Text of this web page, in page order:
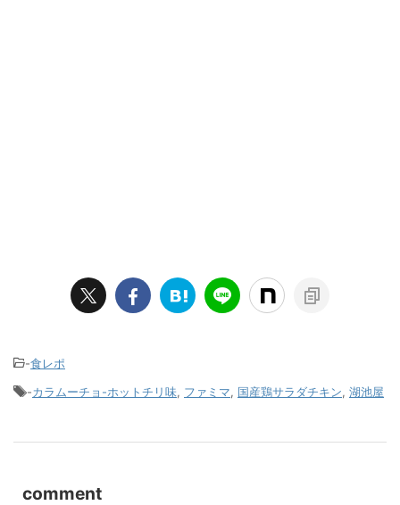
-食レポ
-カラムーチョ-ホットチリ味, ファミマ, 国産鶏サラダチキン, 湖池屋
comment